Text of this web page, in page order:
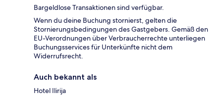
Bargeldlose Transaktionen sind verfügbar.
Wenn du deine Buchung stornierst, gelten die
Stornierungsbedingungen des Gastgebers. Gemäß den
EU-Verordnungen über Verbraucherrechte unterliegen
Buchungsservices für Unterkünfte nicht dem
Widerrufsrecht.
Auch bekannt als
Hotel Ilirija